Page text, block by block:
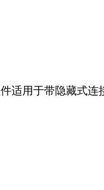
适用于带隐藏式连